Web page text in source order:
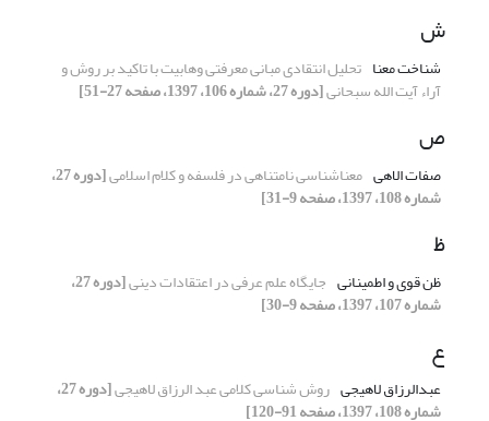
ش
شناخت معنا تحلیل انتقادی مبانی معرفتی وهابیت با تاکید بر روش و
آراء آیت الله سبحانی[دوره 27، شماره 106، 1397، صفحه 27-51]
ص
صفات الاهی معناشناسی نامتناهی در فلسفه و کلام اسلامی [دوره 27،
شماره 108، 1397، صفحه 9-31]
ظ
ظن قوی و اطمینانی جایگاه علم عرفی در اعتقادات دینی [دوره 27،
شماره 107، 1397، صفحه 9-30]
ع
عبدالرزاق لاهیجی روش شناسی کلامی عبد الرزاق لاهیجی [دوره 27،
شماره 108، 1397، صفحه 91-120]